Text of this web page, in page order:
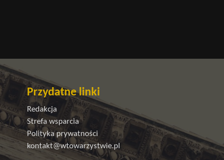
Przydatne linki
Redakcja
Strefa wsparcia
Polityka prywatności
kontakt@wtowarzystwie.pl